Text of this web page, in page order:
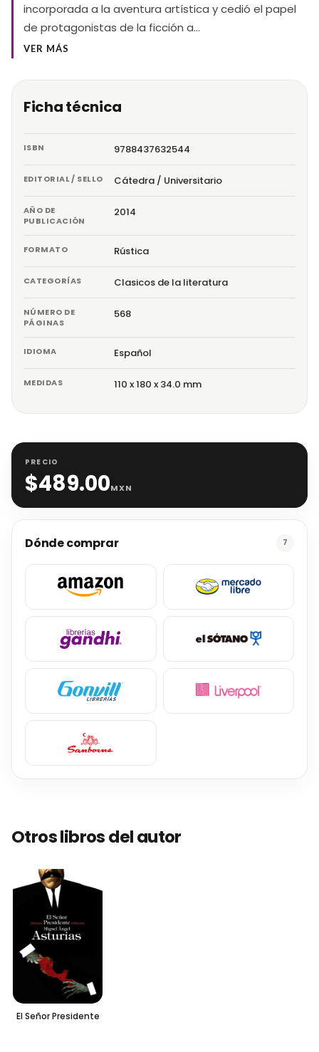
incorporada a la aventura artística y cedió el papel
de protagonistas de la ficción a…
VER MÁS
Ficha técnica
ISBN 9788437632544
EDITORIAL / SELLO Cátedra / Universitario
AÑO DE
PUBLICACIÓN
2014
FORMATO Rústica
CATEGORÍAS Clasicos de la literatura
NÚMERO DE
PÁGINAS
568
IDIOMA Español
MEDIDAS 110 x 180 x 34.0 mm
PRECIO
$489.00MXN
Dónde comprar 7
Otros libros del autor
El Señor Presidente